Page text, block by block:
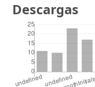
Descargas